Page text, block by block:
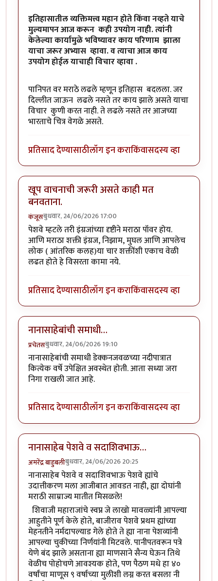
इतिहासातील व्यक्तिमत्त्व महान होते किंवा नव्हते याचे
मुल्यमापन आज करून कही उपयोग नाही. त्यांनी
केलेल्या कार्यामुळे भविष्यावर काय परिणाम झाला
याचा जरूर अभ्यास व्हावा. व त्याचा आज काय
उपयोग होईल याचाही विचार व्हावा .
पानिपत वर मराठे लढले म्हणून इतिहास बदलला. जर
दिल्लीत जाऊन लढले नसते तर काय झाले असते याचा
विचार कुणी करत नाही. ते लढले नसते तर आजच्या
भारताचे चित्र वेगळे असते.
प्रतिसाद देण्यासाठीलॉग इन कराकिंवासदस्य व्हा
खूप वाचनाची जरूरी असते काही मत
बनवताना.
कंजूसबुधवार, 24/06/2026 17:00
पेशवे म्हटले तरी इंग्रजांच्या दृष्टीने मराठा पॉवर होय.
आणि मराठा शक्ती इंग्रज, निझाम, मुघल आणि आपलेच
लोक ( आंतरिक कलह)या चार शक्तींशी एकाच वेळी
लढत होते हे विसरता कामा नये.
प्रतिसाद देण्यासाठीलॉग इन कराकिंवासदस्य व्हा
नानासाहेबांची समाधी…
प्रचेतसबुधवार, 24/06/2026 19:10
नानासाहेबांची समाधी डेक्कनजवळच्या नदीपात्रात
कित्येक वर्षे उपेक्षित अवस्थेत होती. आता सध्या जरा
निगा राखली जात आहे.
प्रतिसाद देण्यासाठीलॉग इन कराकिंवासदस्य व्हा
नानासाहेब पेशवे व सदाशिवभाऊ…
अमरेंद्र बाहुबलीबुधवार, 24/06/2026 20:25
नानासाहेब पेशवे व सदाशिवभाऊ पेशवे ह्यांचे
उदात्तीकरण मला आजीबात आवडत नाही, ह्या दोघांनी
मराठी साम्राज्य मातीत मिसळले!
शिवाजी महाराजांचे स्वप्न जे लाखो मावळ्यांनी आपल्या
आहुतीने पूर्ण केले होते, बाजीराव पेशवे प्रथम ह्यांच्या
मेहनतीने नर्मदापल्याड गेले होते ते ह्या नाना पेशव्यांनी
आपल्या चुकीच्या निर्णयांनी मिटवले. पानीपतवरून पत्रे
येणे बंद झाले असताना ह्या माणसाने सैन्य घेऊन तिथे
वेळीच पोहोचणे आवश्यक होते, पण पैठण मधे हा ४०
वर्षांचा माणूस ९ वर्षाच्या मुलीशी लग्न करत बसला नी